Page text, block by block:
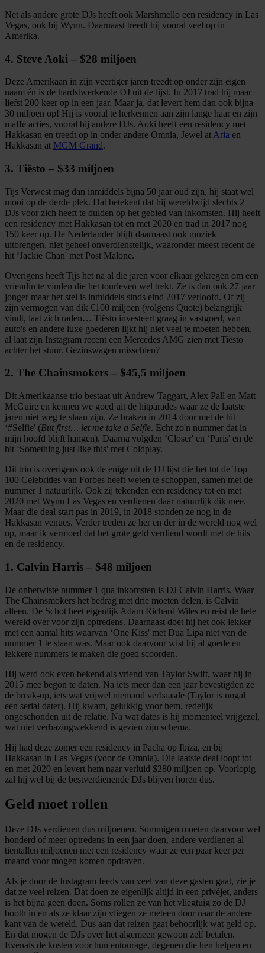
Net als andere grote DJs heeft ook Marshmello een residency in Las
Vegas, ook bij Wynn. Daarnaast treedt hij vooral veel op in
Amerika.
4. Steve Aoki – $28 miljoen
Deze Amerikaan in zijn veertiger jaren treedt op onder zijn eigen
naam én is de hardstwerkende DJ uit de lijst. In 2017 trad hij maar
liefst 200 keer op in een jaar. Maar ja, dat levert hem dan ook bijna
30 miljoen op! Hij is vooral te herkennen aan zijn lange haar en zijn
maffe acties, vooral bij andere DJs. Aoki heeft een residency met
Hakkasan en treedt op in onder andere Omnia, Jewel at Aria en
Hakkasan at MGM Grand.
3. Tiësto – $33 miljoen
Tijs Verwest mag dan inmiddels bijna 50 jaar oud zijn, hij staat wel
mooi op de derde plek. Dat betekent dat hij wereldwijd slechts 2
DJs voor zich heeft te dulden op het gebied van inkomsten. Hij heeft
een residency met Hakkasan tot en met 2020 en trad in 2017 nog
150 keer op. De Nederlander blijft daarnaast ook muziek
uitbrengen, niet geheel onverdienstelijk, waaronder meest recent de
hit ‘Jackie Chan' met Post Malone.
Overigens heeft Tijs het na al die jaren voor elkaar gekregen om een
vriendin te vinden die het tourleven wel trekt. Ze is dan ook 27 jaar
jonger maar het stel is inmiddels sinds eind 2017 verloofd. Of zij
zijn vermogen van dik €100 miljoen (volgens Quote) belangrijk
vindt, laat zich raden… Tiësto investeert graag in vastgoed, van
auto's en andere luxe goederen lijkt hij niet veel te moeten hebben,
al laat zijn Instagram recent een Mercedes AMG zien met Tiësto
achter het stuur. Gezinswagen misschien?
2. The Chainsmokers – $45,5 miljoen
Dit Amerikaanse trio bestaat uit Andrew Taggart, Alex Pall en Matt
McGuire en kennen we goed uit de hitparades waar ze de laatste
jaren niet weg te slaan zijn. Ze braken in 2014 door met de hit
‘#Selfie' (But first… let me take a Selfie. Echt zo'n nummer dat in
mijn hoofd blijft hangen). Daarna volgden ‘Closer' en ‘Paris' en de
hit ‘Something just like this' met Coldplay.
Dit trio is overigens ook de enige uit de DJ lijst die het tot de Top
100 Celebrities van Forbes heeft weten te schoppen, samen met de
nummer 1 natuurlijk. Ook zij tekenden een residency tot en met
2020 met Wynn Las Vegas en verdienen daar natuurlijk dik mee.
Maar die deal start pas in 2019, in 2018 stonden ze nog in de
Hakkasan venues. Verder treden ze her en der in de wereld nog wel
op, maar ik vermoed dat het grote geld verdiend wordt met de hits
en de residency.
1. Calvin Harris – $48 miljoen
De onbetwiste nummer 1 qua inkomsten is DJ Calvin Harris. Waar
The Chainsmokers het bedrag met drie moeten delen, is Calvin
alleen. De Schot heet eigenlijk Adam Richard Wiles en reist de hele
wereld over voor zijn optredens. Daarnaast doet hij het ook lekker
met een aantal hits waarvan ‘One Kiss' met Dua Lipa niet van de
nummer 1 te slaan was. Maar ook daarvoor wist hij al goede en
lekkere nummers te maken die goed scoorden.
Hij werd ook even bekend als vriend van Taylor Swift, waar hij in
2015 mee begon te daten. Na iets meer dan een jaar bevestigden ze
de break-up, iets wat vrijwel niemand verbaasde (Taylor is nogal
een serial dater). Hij kwam, gelukkig voor hem, redelijk
ongeschonden uit de relatie. Na wat dates is hij momenteel vrijgezel,
wat niet verbazingwekkend is gezien zijn schema.
Hij had deze zomer een residency in Pacha op Ibiza, en bij
Hakkasan in Las Vegas (voor de Omnia). Die laatste deal loopt tot
en met 2020 en levert hem naar verluid $280 miljoen op. Voorlopig
zal hij wel bij de bestverdienende DJs blijven horen dus.
Geld moet rollen
Deze DJs verdienen dus miljoenen. Sommigen moeten daarvoor wel
honderd of meer optredens in een jaar doen, andere verdienen al
tientallen miljoenen met een residency waar ze een paar keer per
maand voor mogen komen opdraven.
Als je door de Instagram feeds van veel van deze gasten gaat, zie je
dat ze veel reizen. Dat doen ze eigenlijk altijd in een privéjet, anders
is het bijna geen doen. Soms rollen ze van het vliegtuig zo de DJ
booth in en als ze klaar zijn vliegen ze meteen door naar de andere
kant van de wereld. Dus aan dat reizen gaat behoorlijk wat geld op.
En dat mogen de DJs over het algemeen gewoon zelf betalen.
Evenals de kosten voor hun entourage, degenen die hen helpen en